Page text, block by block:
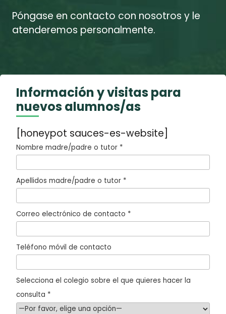
Póngase en contacto con nosotros y le
atenderemos personalmente.
Información y visitas para
nuevos alumnos/as
[honeypot sauces-es-website]
Nombre madre/padre o tutor *
Apellidos madre/padre o tutor *
Correo electrónico de contacto *
Teléfono móvil de contacto
Selecciona el colegio sobre el que quieres hacer la
consulta *